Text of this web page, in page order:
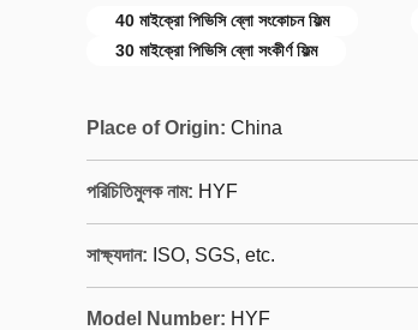
40 মাইক্রো পিভিসি ব্লো সংকোচন ফিল্ম
30 মাইক্রো পিভিসি ব্লো সংকীর্ণ ফিল্ম
Place of Origin: China
পরিচিতিমুলক নাম: HYF
সাক্ষ্যদান: ISO, SGS, etc.
Model Number: HYF